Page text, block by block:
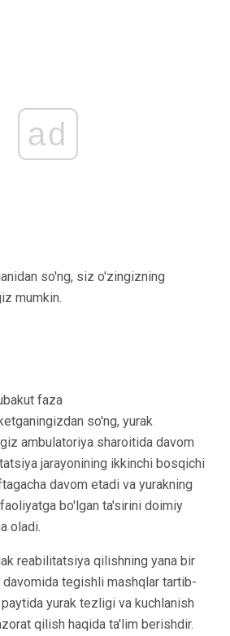
ad
so'ng, siz o'zingizning
mumkin.
faza
so'ng, yurak
ambulatoriya sharoitida davom
jarayonining ikkinchi bosqichi
davom etadi va yurakning
bo'lgan ta'sirini doimiy
oladi.
reabilitatsiya qilishning yana bir
davomida tegishli mashqlar tartib-
yurak tezligi va kuchlanish
qilish haqida ta'lim berishdir.